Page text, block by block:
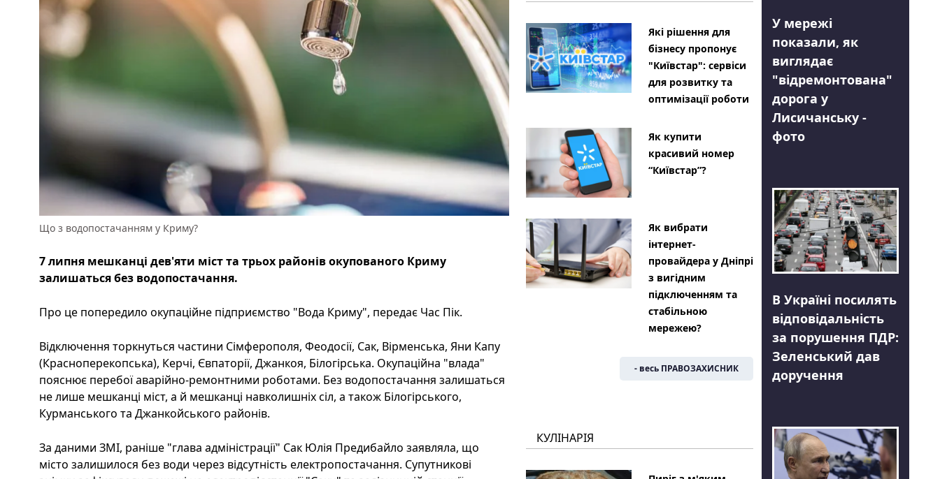
Що з водопостачанням у Криму?
7 липня мешканці дев'яти міст та трьох районів окупованого Криму
залишаться без водопостачання.
Про це попередило окупаційне підприємство "Вода Криму", передає Час Пік.
Відключення торкнуться частини Сімферополя, Феодосії, Сак, Вірменська, Яни Капу
(Красноперекопська), Керчі, Євпаторії, Джанкоя, Білогірська. Окупаційна "влада"
пояснює перебої аварійно-ремонтними роботами. Без водопостачання залишаться
не лише мешканці міст, а й мешканці навколишніх сіл, а також Білогірського,
Курманського та Джанкойського районів.
За даними ЗМІ, раніше "глава адміністрації" Сак Юлія Предибайло заявляла, що
місто залишилося без води через відсутність електропостачання. Супутникові
Які рішення для
бізнесу пропонує
"Київстар": сервіси
для розвитку та
оптимізації роботи
Як купити
красивий номер
“Київстар”?
Як вибрати
інтернет-
провайдера у Дніпрі
з вигідним
підключенням та
стабільною
мережею?
- весь ПРАВОЗАХИСНИК
КУЛІНАРІЯ
У мережі
показали, як
виглядає
"відремонтована"
дорога у
Лисичанську -
фото
В Україні посилять
відповідальність
за порушення ПДР:
Зеленський дав
доручення